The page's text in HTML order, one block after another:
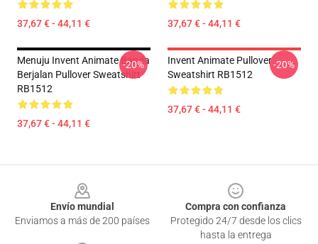
37,67 € - 44,11 € 37,67 € - 44,11 €
Menuju Invent Animate Banda
Berjalan Pullover Sweatshirt
RB1512
37,67 € - 44,11 €
-20%
Invent Animate Pullover
Sweatshirt RB1512
37,67 € - 44,11 €
-20%
Envío mundial
Enviamos a más de 200 países
Compra con confianza
Protegido 24/7 desde los clics
hasta la entrega